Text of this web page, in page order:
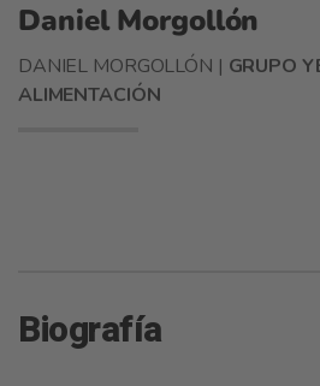
Daniel Morgollón
DANIEL MORGOLLÓN | GRUPO
ALIMENTACIÓN
Biografía